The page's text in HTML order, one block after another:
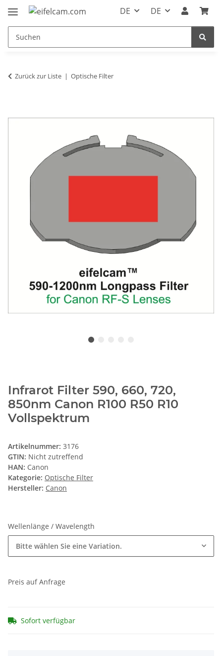
DE DE
Zurück zur Liste Optische Filter
Infrarot Filter 590, 660, 720,
850nm Canon R100 R50 R10
Vollspektrum
Artikelnummer: 3176
GTIN: Nicht zutreffend
HAN: Canon
Kategorie: Optische Filter
Hersteller: Canon
Wellenlänge / Wavelength
Bitte wählen Sie eine Variation.
Preis auf Anfrage
Sofort verfügbar